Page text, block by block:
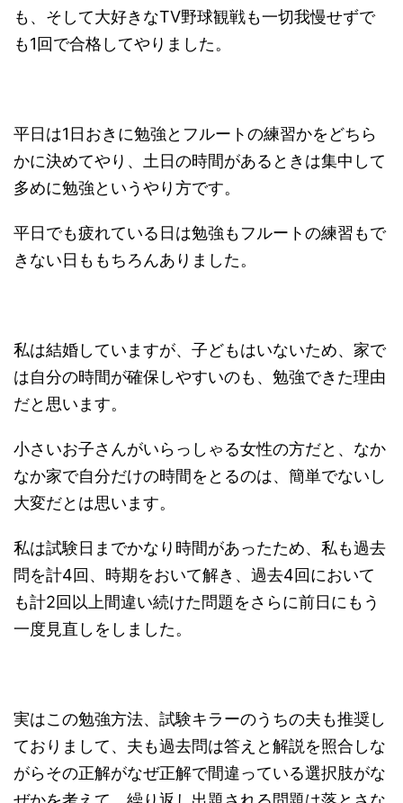
も、そして大好きなTV野球観戦も一切我慢せずで
も1回で合格してやりました。
平日は1日おきに勉強とフルートの練習かをどちら
かに決めてやり、土日の時間があるときは集中して
多めに勉強というやり方です。
平日でも疲れている日は勉強もフルートの練習もで
きない日ももちろんありました。
私は結婚していますが、子どもはいないため、家で
は自分の時間が確保しやすいのも、勉強できた理由
だと思います。
小さいお子さんがいらっしゃる女性の方だと、なか
なか家で自分だけの時間をとるのは、簡単でないし
大変だとは思います。
私は試験日までかなり時間があったため、私も過去
問を計4回、時期をおいて解き、過去4回において
も計2回以上間違い続けた問題をさらに前日にもう
一度見直しをしました。
実はこの勉強方法、試験キラーのうちの夫も推奨し
ておりまして、夫も過去問は答えと解説を照合しな
がらその正解がなぜ正解で間違っている選択肢がな